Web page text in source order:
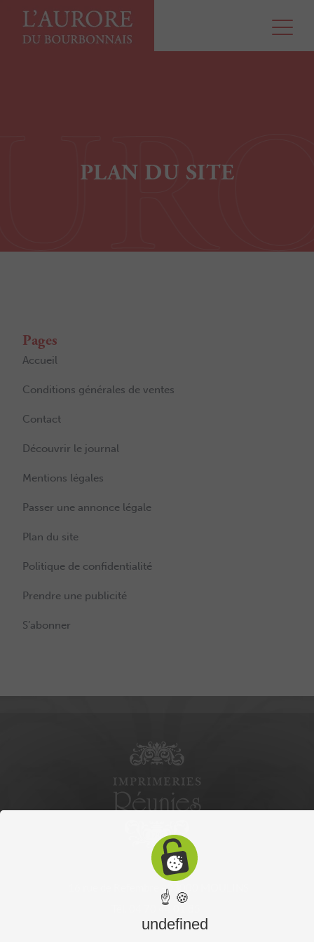
PLAN DU SITE
Pages
Accueil
Conditions générales de ventes
Contact
Découvrir le journal
Mentions légales
Passer une annonce légale
Plan du site
Politique de confidentialité
Prendre une publicité
S’abonner
16 rue de Refembre - 03000 MOULINS
Tél. 04 70 44 01 85
☝ 🍪
undefined